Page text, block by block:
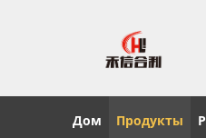
Дом Продукты